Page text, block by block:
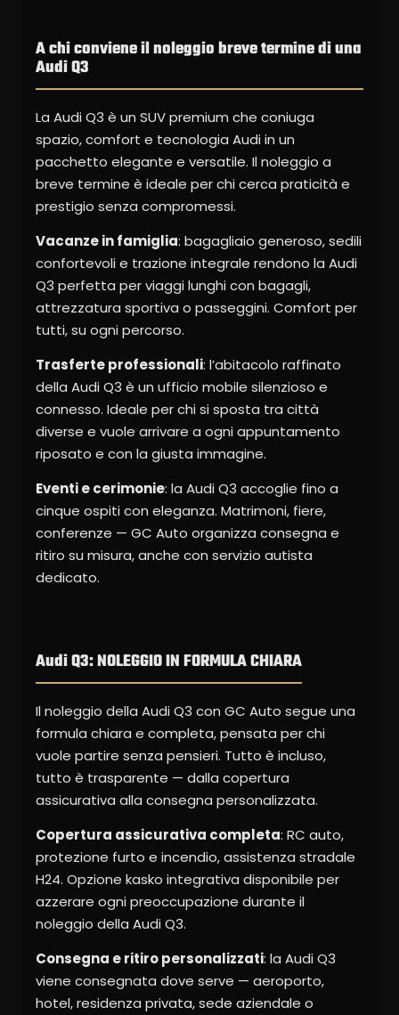
A chi conviene il noleggio breve termine di una
Audi Q3
La Audi Q3 è un SUV premium che coniuga
spazio, comfort e tecnologia Audi in un
pacchetto elegante e versatile. Il noleggio a
breve termine è ideale per chi cerca praticità e
prestigio senza compromessi.
Vacanze in famiglia: bagagliaio generoso, sedili
confortevoli e trazione integrale rendono la Audi
Q3 perfetta per viaggi lunghi con bagagli,
attrezzatura sportiva o passeggini. Comfort per
tutti, su ogni percorso.
Trasferte professionali: l’abitacolo raffinato
della Audi Q3 è un ufficio mobile silenzioso e
connesso. Ideale per chi si sposta tra città
diverse e vuole arrivare a ogni appuntamento
riposato e con la giusta immagine.
Eventi e cerimonie: la Audi Q3 accoglie fino a
cinque ospiti con eleganza. Matrimoni, fiere,
conferenze — GC Auto organizza consegna e
ritiro su misura, anche con servizio autista
dedicato.
Audi Q3: NOLEGGIO IN FORMULA CHIARA
Il noleggio della Audi Q3 con GC Auto segue una
formula chiara e completa, pensata per chi
vuole partire senza pensieri. Tutto è incluso,
tutto è trasparente — dalla copertura
assicurativa alla consegna personalizzata.
Copertura assicurativa completa: RC auto,
protezione furto e incendio, assistenza stradale
H24. Opzione kasko integrativa disponibile per
azzerare ogni preoccupazione durante il
noleggio della Audi Q3.
Consegna e ritiro personalizzati: la Audi Q3
viene consegnata dove serve — aeroporto,
hotel, residenza privata, sede aziendale o